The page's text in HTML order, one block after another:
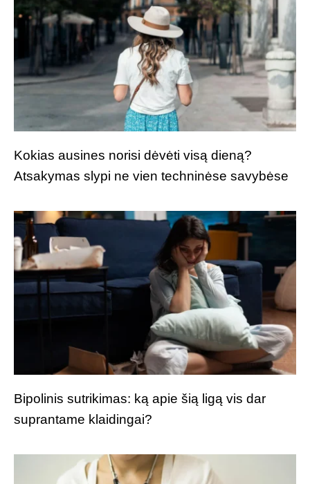
Kokias ausines norisi dėvėti visą dieną?
Atsakymas slypi ne vien techninėse savybėse
Bipolinis sutrikimas: ką apie šią ligą vis dar
suprantame klaidingai?